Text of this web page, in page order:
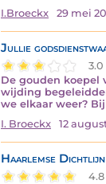
I.Broeckx
29 mei
Jullie
De gouden koepel
wijding
we elkaar weer?
I. Broeckx
12
Haarlemse